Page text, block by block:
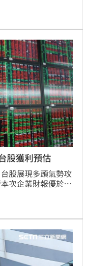
消費者支出的
股獲利預估
股展現多頭氣勢攻
次企業財報優於預
與塑化等景氣循環
斂，意味最壞情況